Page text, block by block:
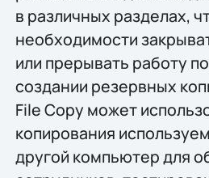
в различных разделах,
необходимости
или прерывать работу
создании резервных
File Copy может
копирования
другой компьютер для